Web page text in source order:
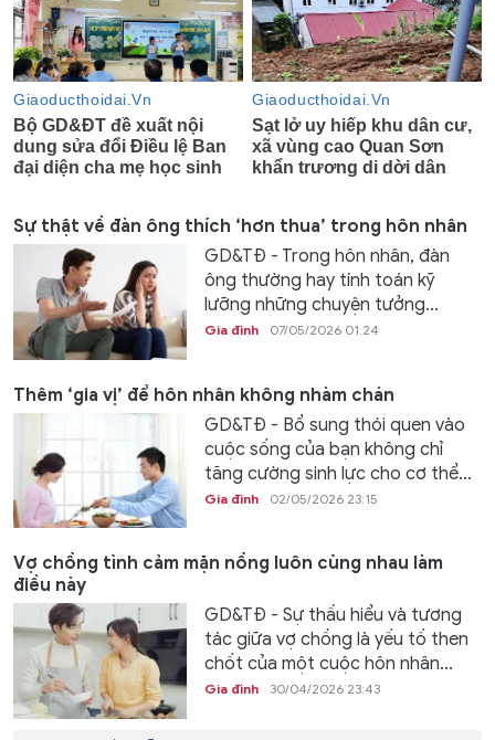
Sự thật về đàn ông thích ‘hơn thua’ trong hôn nhân
GD&TĐ - Trong hôn nhân, đàn
ông thường hay tính toán kỹ
lưỡng những chuyện tưởng...
Gia đình 07/05/2026 01:24
Thêm ‘gia vị’ để hôn nhân không nhàm chán
GD&TĐ - Bổ sung thói quen vào
cuộc sống của bạn không chỉ
tăng cường sinh lực cho cơ thể...
Gia đình 02/05/2026 23:15
Vợ chồng tình cảm mặn nồng luôn cùng nhau làm
điều này
GD&TĐ - Sự thấu hiểu và tương
tác giữa vợ chồng là yếu tố then
chốt của một cuộc hôn nhân...
Gia đình 30/04/2026 23:43